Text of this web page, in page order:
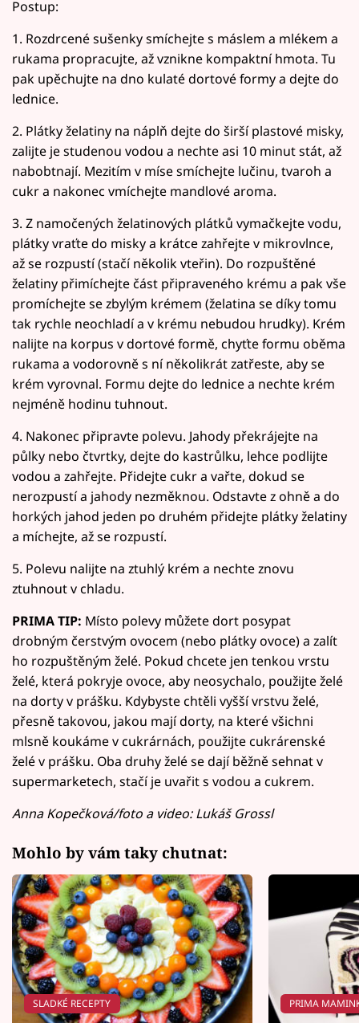
Postup:
1. Rozdrcené sušenky smíchejte s máslem a mlékem a
rukama propracujte, až vznikne kompaktní hmota. Tu
pak upěchujte na dno kulaté dortové formy a dejte do
lednice.
2. Plátky želatiny na náplň dejte do širší plastové misky,
zalijte je studenou vodou a nechte asi 10 minut stát, až
nabobtnají. Mezitím v míse smíchejte lučinu, tvaroh a
cukr a nakonec vmíchejte mandlové aroma.
3. Z namočených želatinových plátků vymačkejte vodu,
plátky vraťte do misky a krátce zahřejte v mikrovlnce,
až se rozpustí (stačí několik vteřin). Do rozpuštěné
želatiny přimíchejte část připraveného krému a pak vše
promíchejte se zbylým krémem (želatina se díky tomu
tak rychle neochladí a v krému nebudou hrudky). Krém
nalijte na korpus v dortové formě, chyťte formu oběma
rukama a vodorovně s ní několikrát zatřeste, aby se
krém vyrovnal. Formu dejte do lednice a nechte krém
nejméně hodinu tuhnout.
4. Nakonec připravte polevu. Jahody překrájejte na
půlky nebo čtvrtky, dejte do kastrůlku, lehce podlijte
vodou a zahřejte. Přidejte cukr a vařte, dokud se
nerozpustí a jahody nezměknou. Odstavte z ohně a do
horkých jahod jeden po druhém přidejte plátky želatiny
a míchejte, až se rozpustí.
5. Polevu nalijte na ztuhlý krém a nechte znovu
ztuhnout v chladu.
PRIMA TIP: Místo polevy můžete dort posypat
drobným čerstvým ovocem (nebo plátky ovoce) a zalít
ho rozpuštěným želé. Pokud chcete jen tenkou vrstu
želé, která pokryje ovoce, aby neosychalo, použijte želé
na dorty v prášku. Kdybyste chtěli vyšší vrstvu želé,
přesně takovou, jakou mají dorty, na které všichni
mlsně koukáme v cukrárnách, použijte cukrárenské
želé v prášku. Oba druhy želé se dají běžně sehnat v
supermarketech, stačí je uvařit s vodou a cukrem.
Anna Kopečková/foto a video: Lukáš Grossl
Mohlo by vám taky chutnat:
SLADKÉ RECEPTY PRIMA